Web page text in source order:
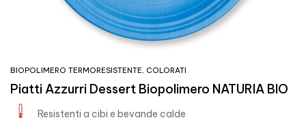
BIOPOLIMERO TERMORESISTENTE, COLORATI
Piatti Azzurri Dessert Biopolimero NATURIA BIO
Resistenti a cibi e bevande calde